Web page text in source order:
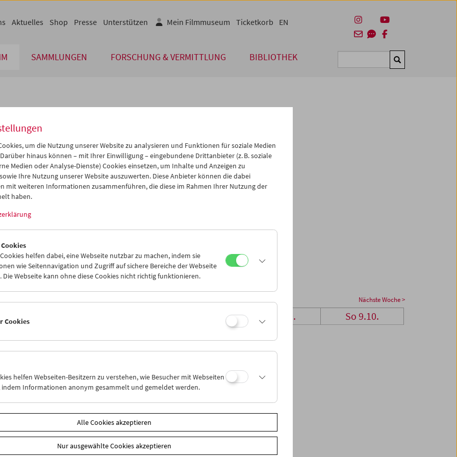
SAMMLUNGEN FORSCHUNG & VERMITTLUNG BIBLIOTHEK Suchen
Aktuelles Shop Presse Unterstützen Mein Filmmuseum Ticketkorb EN
Okt 2011 >>
Mi Do Fr Sa So
28 29 30 01
02
05 06 07 08
09
12 13
19 20
02
iCalender
Programmheft-PDF
English language or subtitles
Nächste Woche >
Mi 5.10. Sa 8.10. So 9.10.
um die Nutzung unserer Website zu analysieren und Funktionen für soziale Medien
hinaus können – mit Ihrer Einwilligung – eingebundene Drittanbieter (z. B. soziale
Medien oder Analyse-Dienste) Cookies einsetzen, um Inhalte und Anzeigen zu
Ihre Nutzung unserer Website auszuwerten. Diese Anbieter können die dabei
mit weiteren Informationen zusammenführen, die diese im Rahmen Ihrer Nutzung der
haben.
helfen dabei, eine Webseite nutzbar zu machen, indem sie
wie Seitennavigation und Zugriff auf sichere Bereiche der Webseite
Die Webseite kann ohne diese Cookies nicht richtig funktionieren.
Cookies
helfen Webseiten-Besitzern zu verstehen, wie Besucher mit Webseiten
indem Informationen anonym gesammelt und gemeldet werden.
Alle Cookies akzeptieren
Nur ausgewählte Cookies akzeptieren